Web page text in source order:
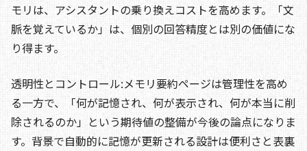
モリは、アシスタントの乗り換えコストを高めます。「文
脈を覚えているか」は、個別の回答精度とは別の価値にな
り得ます。
透明性とコントロール:メモリ要約ページは管理性を高め
る一方で、「何が記憶され、何が表示され、何が本当に削
除されるのか」という期待値の整備が今後の論点になりま
す。背景で自動的に記憶が更新される設計は便利さと表裏